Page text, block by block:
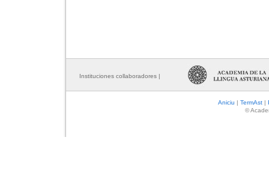
Instituciones collaboradores |
Aniciu | TermAst|
©